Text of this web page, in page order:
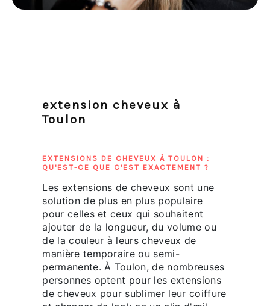
extension cheveux à
Toulon
EXTENSIONS DE CHEVEUX À TOULON :
QU'EST-CE QUE C'EST EXACTEMENT ?
Les extensions de cheveux sont une
solution de plus en plus populaire
pour celles et ceux qui souhaitent
ajouter de la longueur, du volume ou
de la couleur à leurs cheveux de
manière temporaire ou semi-
permanente. À Toulon, de nombreuses
personnes optent pour les extensions
de cheveux pour sublimer leur coiffure